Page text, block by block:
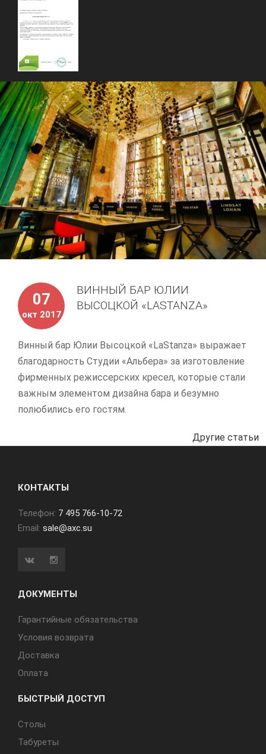
07
окт 2017
ВИННЫЙ БАР ЮЛИИ
ВЫСОЦКОЙ «LASTANZA»
Винный бар Юлии Высоцкой «LaStanza» выражает
благодарность Студии «Альбера» за изготовление
фирменных режиссерских кресел, которые стали
важным элементом дизайна бара и безумно
полюбились его гостям.
Другие статьи
КОНТАКТЫ
Телефон: 7 495 766-10-72
Email: sale@axc.su
ДОКУМЕНТЫ
Гарантийные обязательства
Условия возврата
Доставка
Оплата
БЫСТРЫЙ ДОСТУП
Cтолы
Табуреты